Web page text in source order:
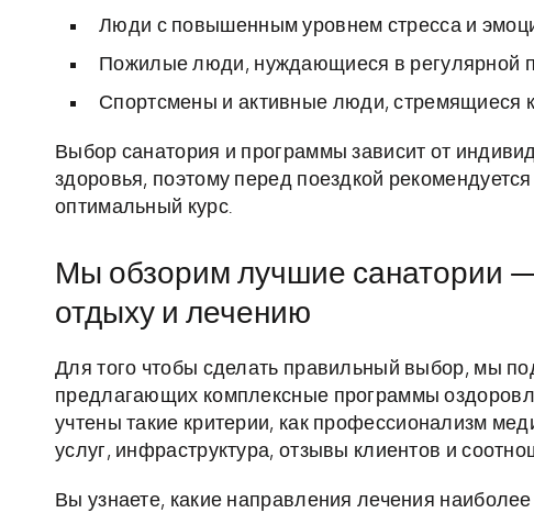
Люди с повышенным уровнем стресса и
Пожилые люди, нуждающиеся в регулярной
Спортсмены и активные люди, стремящиеся
Выбор санатория и программы зависит от
здоровья, поэтому перед поездкой
оптимальный курс.
Мы обзорим лучшие санатории
отдыху и лечению
Для того чтобы сделать правильный выбор, мы
предлагающих комплексные программы
учтены такие критерии, как профессионализм
услуг, инфраструктура, отзывы клиентов и
Вы узнаете, какие направления лечения